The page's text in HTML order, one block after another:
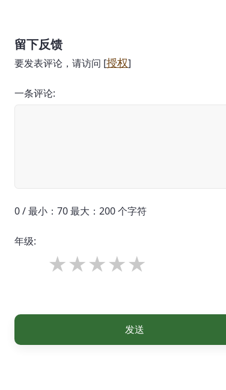
留下反馈
要发表评论，请访问 [授权]
一条评论:
0 / 最小：70 最大：200 个字符
年级:
发送